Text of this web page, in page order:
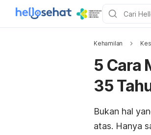
Kehamilan
5 Cara
35
Bukan hal
atas. Hanya